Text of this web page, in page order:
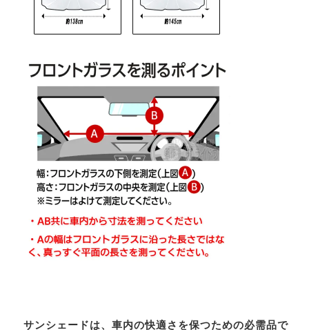
サンシェードは、車内の快適さを保つための必需品で